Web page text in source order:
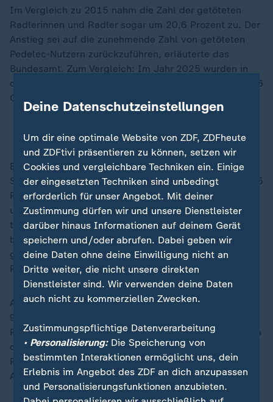
Im Vergleich zu 2015 nahm die Zahl der getöteten
Radlerinnen und Radler sogar um 20,6 Prozent zu. Der
Anstieg sei auf die zunehmende Zahl von getöteten
Pedelec-Nutzern zurückzuführen, erläuterte das
Bundesamt. Zum Vergleich: Im Jahr 2025 wurden in
dieser Gruppe 217 Getötete erfasst, 2015 waren es 36
Getötete.
Fahrrad: Darauf kommt's an
Besonders gefährdet im Straßenverkehr sind laut
Statistik ältere Radfahrende. Im Jahr 2025 waren 61,5
Prozent der tödlich verunglückten Fahrradfahrerinnen
und -fahrer 65 Jahre und älter. Lag deren Anteil bei
tödlich Verunglückten mit Fahrrädern ohne Hilfsmotor
bei 56,3 Prozent, waren es in der Gruppe der
getöteten Pedelec-Fahrerinnen und -Fahrer 67,3
Prozent.
An einem Großteil (66,5 Prozent) der insgesamt
95.794 statistisch erfassten Fahrradunfälle mit
Personenschaden war eine zweite Verkehrsteilnehmerin
oder ein zweiter Verkehrsteilnehmer beteiligt. In 69,8
Prozent dieser Fälle handelte es sich dabei um eine
Autofahrerin oder einen Autofahrer (44.463 Unfälle).
Deine Datenschutzeinstellungen
Um dir eine optimale Website von ZDF, ZDFheute
und ZDFtivi präsentieren zu können, setzen wir
Cookies und vergleichbare Techniken ein. Einige
der eingesetzten Techniken sind unbedingt
erforderlich für unser Angebot. Mit deiner
Zustimmung dürfen wir und unsere Dienstleister
darüber hinaus Informationen auf deinem Gerät
speichern und/oder abrufen. Dabei geben wir
deine Daten ohne deine Einwilligung nicht an
Dritte weiter, die nicht unsere direkten
Dienstleister sind. Wir verwenden deine Daten
auch nicht zu kommerziellen Zwecken.
Zustimmungspflichtige Datenverarbeitung
• Personalisierung:Die Speicherung von
bestimmten Interaktionen ermöglicht uns, dein
Erlebnis im Angebot des ZDF an dich anzupassen
und Personalisierungsfunktionen anzubieten.